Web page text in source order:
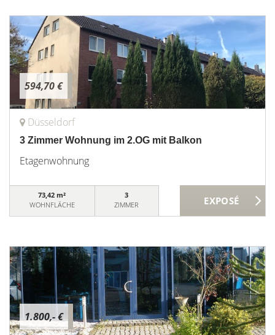
594,70 €
Düsseldorf
3 Zimmer Wohnung im 2.OG mit Balkon
Etagenwohnung
73,42 m²
WOHNFLÄCHE
3
ZIMMER
1.800,- €